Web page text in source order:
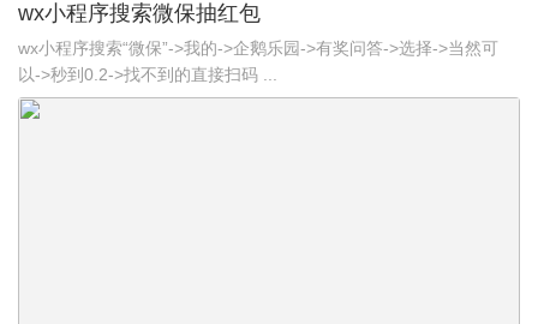
wx小程序搜索微保抽红包
wx小程序搜索“微保”->我的->企鹅乐园->有奖问答->选择->当然可
以->秒到0.2->找不到的直接扫码 ...